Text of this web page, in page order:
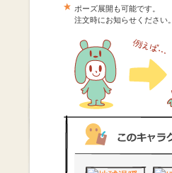
ポーズ展開も可能です。
注文時にお知らせください。